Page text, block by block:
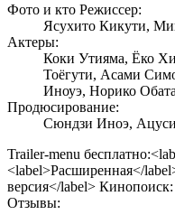
Фото и кто Режиссер:
Ясухито Кикути,
Актеры:
Коки Утияма, Ёко
Тоёгути, Асами
Иноуэ, Норико
Продюсирование:
Сюндзи Иноэ,
Trailer-menu
<label>Расширенная</
версия</label> Кинопоиск:
Отзывы: